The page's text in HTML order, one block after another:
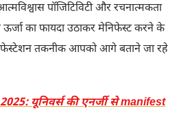
पॉजिटिविटी और रचनात्मकता
का फायदा उठाकर मेनिफेस्ट करने के
तकनीक आपको आगे बताने जा रहे
यूनिवर्स की एनर्जी से manifest